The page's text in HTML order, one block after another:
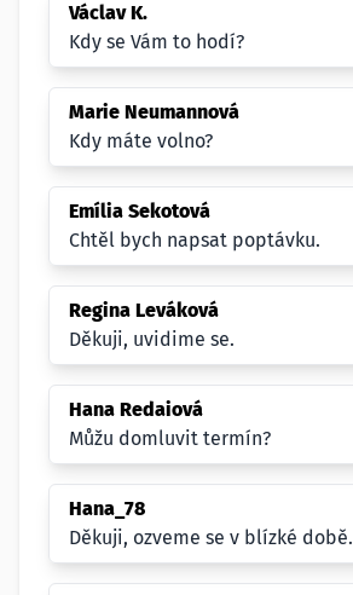
Václav K.
Kdy se Vám to hodí?
Marie Neumannová
Kdy máte volno?
Emília Sekotová
Chtěl bych napsat poptávku.
Regina Leváková
Děkuji, uvidime se.
Hana Redaiová
Můžu domluvit termín?
Hana_78
Děkuji, ozveme se v blízké době.